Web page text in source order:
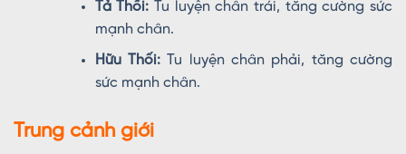
Tả Thối: Tu luyện chân trái, tăng cường sức
mạnh chân.
Hữu Thối:Tu luyện chân phải, tăng cường
sức mạnh chân.
Trung cảnh giới